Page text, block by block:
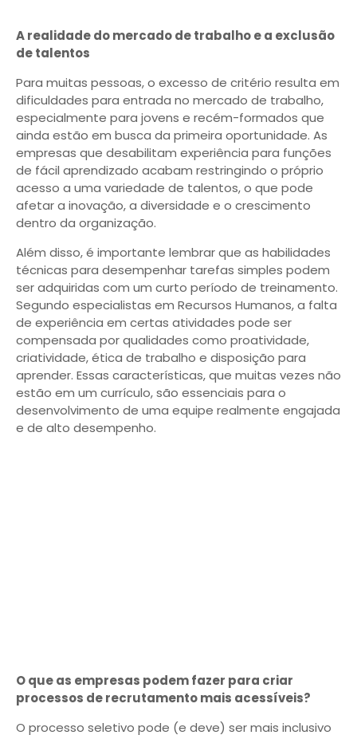
A realidade do mercado de trabalho e a exclusão
de talentos
Para muitas pessoas, o excesso de critério resulta em
dificuldades para entrada no mercado de trabalho,
especialmente para jovens e recém-formados que
ainda estão em busca da primeira oportunidade. As
empresas que desabilitam experiência para funções
de fácil aprendizado acabam restringindo o próprio
acesso a uma variedade de talentos, o que pode
afetar a inovação, a diversidade e o crescimento
dentro da organização.
Além disso, é importante lembrar que as habilidades
técnicas para desempenhar tarefas simples podem
ser adquiridas com um curto período de treinamento.
Segundo especialistas em Recursos Humanos, a falta
de experiência em certas atividades pode ser
compensada por qualidades como proatividade,
criatividade, ética de trabalho e disposição para
aprender. Essas características, que muitas vezes não
estão em um currículo, são essenciais para o
desenvolvimento de uma equipe realmente engajada
e de alto desempenho.
O que as empresas podem fazer para criar
processos de recrutamento mais acessíveis?
O processo seletivo pode (e deve) ser mais inclusivo